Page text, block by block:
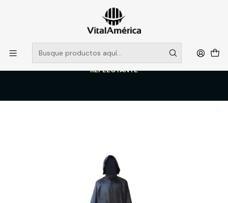
POR SISTEMA FRONTAL SOLO RETIROS EN TIENDA, DESDE
MUCHAS GRACIAS +569 5956 2237
Leer más
Catálogo
VESTIMENTA TECNICA Y CORPORATIVA
ROPA IMPERMEABLE Y ANTIFLUIDO
TRAJE IMPERMEABLE AZUL T/M CHAQUETA/PANTALON CON
REFLECTANTE